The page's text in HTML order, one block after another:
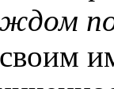
своим